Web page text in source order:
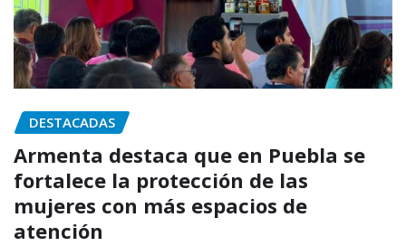
DESTACADAS
Armenta destaca que en Puebla se
fortalece la protección de las
mujeres con más espacios de
atención